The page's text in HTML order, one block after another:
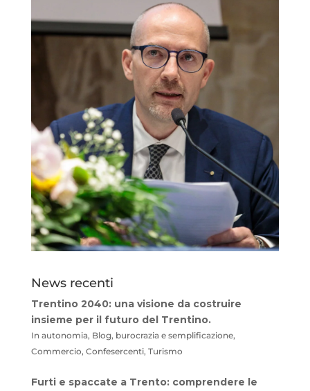
News recenti
Trentino 2040: una visione da costruire
insieme per il futuro del Trentino.
In autonomia, Blog, burocrazia e semplificazione,
Commercio, Confesercenti, Turismo
Furti e spaccate a Trento: comprendere le